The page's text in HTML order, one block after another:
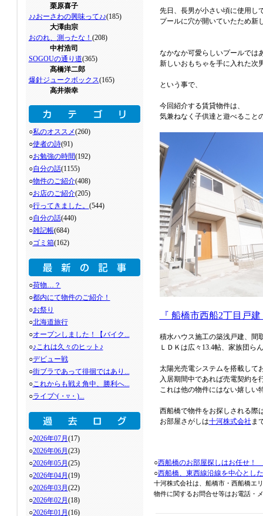
栗原喜子
♪♪おーさわの興味って♪♪(185)
大澤由宗
おのれ、測ったな！ (208)
中村浩司
SOGOUの通り道(365)
髙橋洋二郎
爆針ジュークボックス(165)
高井崇幸
○私のオススメ(260)
○使者の詩(91)
○お勉強の時間(192)
○自分の話(1155)
○物件のご紹介(408)
○お店のご紹介(205)
○行ってきました。 (544)
○自分の話(440)
○雑記帳(684)
○ゴミ箱(162)
○荷物…？
○都内にて物件のご紹介！
○お祭り
○北海道旅行
○オープンしました！【バイク...
○♪これは久々のヒット♪
○デビュー戦
○街ブラであって徘徊ではあり...
○これからも戦え角中、勝利へ...
○ライブ◝(・▿・)...
○2026年07月 (17)
○2026年06月 (23)
○2026年05月 (25)
○2026年04月 (19)
○2026年03月 (22)
○2026年02月 (18)
○2026年01月 (16)
先日、長男が小さい頃に使用し
プールに穴が開いていたため新
なかなか可愛らしいプールでは
新しいおもちゃを手に入れた次
という事で、
今回紹介する賃貸物件は、
気兼ねなく子供達と遊べること
『 船橋市西船2丁目戸
積水ハウス施工の築浅戸建、間
ＬＤＫは広々13.4帖、家族団ら
太陽光売電システムを搭載して
入居期間中であれば売電契約を
これは他の物件にはない嬉しい
西船橋で物件をお探しされる際
お部屋さがしは十河株式会社 ま
○西船橋のお部屋探しはお任せ！
○西船橋、東西線沿線を中心とし
十河株式会社は、船橋市・西船橋エ
物件に関するお問合せ等はお電話・